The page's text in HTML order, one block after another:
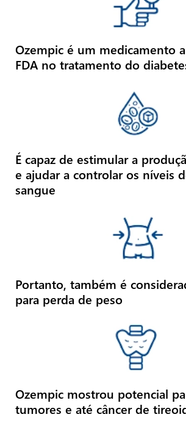
Ozempic é um medicamento
FDA no tratamento do
É capaz de estimular a
e ajudar a controlar os níveis
sangue
Portanto, também é
para perda de peso
Ozempic mostrou potencial
tumores e até câncer de